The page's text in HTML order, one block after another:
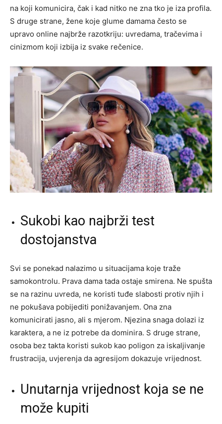
na koji komunicira, čak i kad nitko ne zna tko je iza profila.
S druge strane, žene koje glume damama često se
upravo online najbrže razotkriju: uvredama, tračevima i
cinizmom koji izbija iz svake rečenice.
Sukobi kao najbrži test
dostojanstva
Svi se ponekad nalazimo u situacijama koje traže
samokontrolu. Prava dama tada ostaje smirena. Ne spušta
se na razinu uvreda, ne koristi tuđe slabosti protiv njih i
ne pokušava pobijediti ponižavanjem. Ona zna
komunicirati jasno, ali s mjerom. Njezina snaga dolazi iz
karaktera, a ne iz potrebe da dominira. S druge strane,
osoba bez takta koristi sukob kao poligon za iskaljivanje
frustracija, uvjerenja da agresijom dokazuje vrijednost.
Unutarnja vrijednost koja se ne
može kupiti